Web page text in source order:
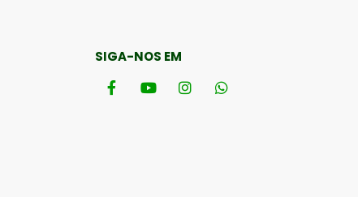
SIGA-NOS EM